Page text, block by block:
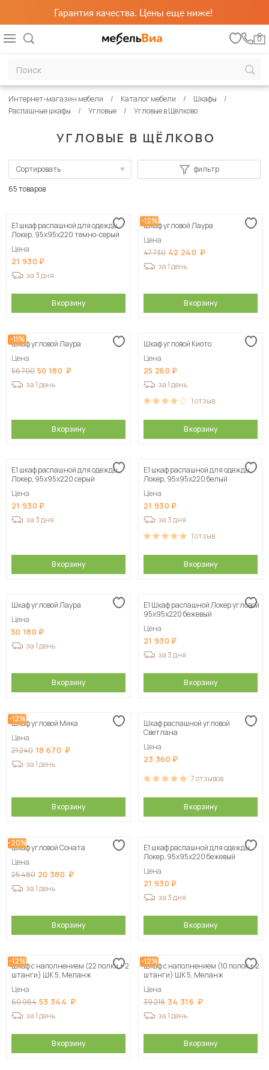
Гарантия качества. Цены еще ниже!
0
УГЛОВЫЕ В ЩЁЛКОВО
Интернет-магазин мебели Каталог мебели
Шкафы
Распашные шкафы
Угловые Угловые в Щёлково
Сортировать
Сначала дорогие
фильтр
65 товаров
Е1 шкаф распашной для одежды
Локер, 95х95х220 темно-серый
Цена
21 930
за 3 дня
В корзину
-12%
Шкаф угловой Лаура
Цена
47 730 42 240
за 1 день
В корзину
-11%
Шкаф угловой Лаура
Цена
56 700 50 180
за 1 день
В корзину
Шкаф угловой Киото
Цена
25 260
за 1 день
1отзыв
В корзину
Е1 шкаф распашной для одежды
Локер, 95х95х220 серый
Цена
21 930
за 3 дня
В корзину
Е1 шкаф распашной для одежды
Локер, 95х95х220 белый
Цена
21 930
за 3 дня
1отзыв
В корзину
Шкаф угловой Лаура
Цена
50 180
за 1 день
В корзину
Е1 Шкаф распашной Локер угловой
95x95x220 бежевый
Цена
21 930
за 3 дня
В корзину
-12%
Шкаф угловой Мика
Цена
21 240 18 670
за 1 день
В корзину
Шкаф распашной угловой
Светлана
Цена
23 360
7отзывов
В корзину
-20%
Шкаф угловой Соната
Цена
25 480 20 380
за 1 день
В корзину
Е1 шкаф распашной для одежды
Локер, 95х95х220 бежевый
Цена
21 930
за 3 дня
В корзину
-12%
Шкаф с наполнением (22 полки + 2
штанги) ШК 5, Меланж
Цена
60 964 53 344
за 1 день
В корзину
-12%
Шкаф с наполнением (10 полок + 2
штанги) ШК 5, Меланж
Цена
39 218 34 316
за 1 день
В корзину